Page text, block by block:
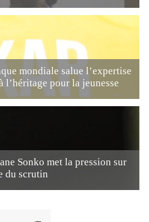
mondiale salue l’expertise
l’héritage pour la jeunesse
Sonko met la pression sur
du scrutin